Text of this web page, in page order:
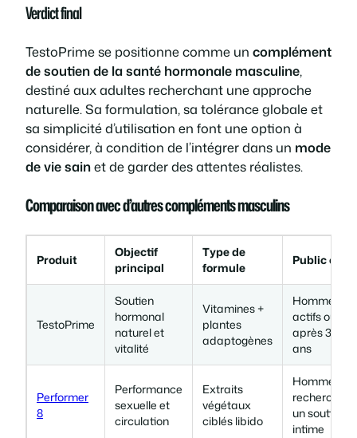
Verdict final
TestoPrime se positionne comme un complément
de soutien de la santé hormonale masculine,
destiné aux adultes recherchant une approche
naturelle. Sa formulation, sa tolérance globale et
sa simplicité d’utilisation en font une option à
considérer, à condition de l’intégrer dans un mode
de vie sainet de garder des attentes réalistes.
Comparaison avec d’autres compléments masculins
Produit
Objectif
principal
Type de
formule
Public cible
TestoPrime
Soutien
hormonal
naturel et
vitalité
Vitamines +
plantes
adaptogènes
Hommes
actifs ou
après 30
ans
Performer
8
Performance
sexuelle et
circulation
Extraits
végétaux
ciblés libido
Hommes
recherchant
un soutien
intime